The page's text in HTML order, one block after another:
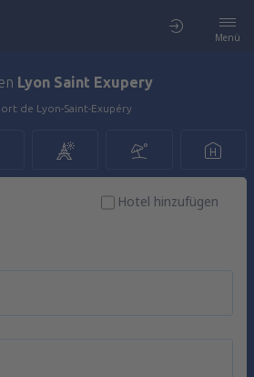
Menü
Lyon Saint Exupery
de Lyon-Saint-Exupéry
Hotel hinzufügen